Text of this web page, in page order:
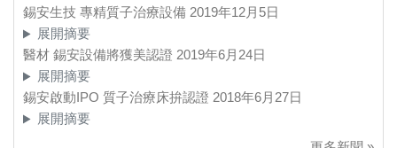
錫安生技 專精質子治療設備 2019年12月5日
展開摘要
醫材 錫安設備將獲美認證 2019年6月24日
展開摘要
錫安啟動IPO 質子治療床拚認證 2018年6月27日
展開摘要